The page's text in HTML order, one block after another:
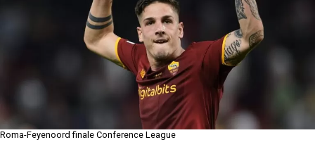
Roma-Feyenoord finale Conference League